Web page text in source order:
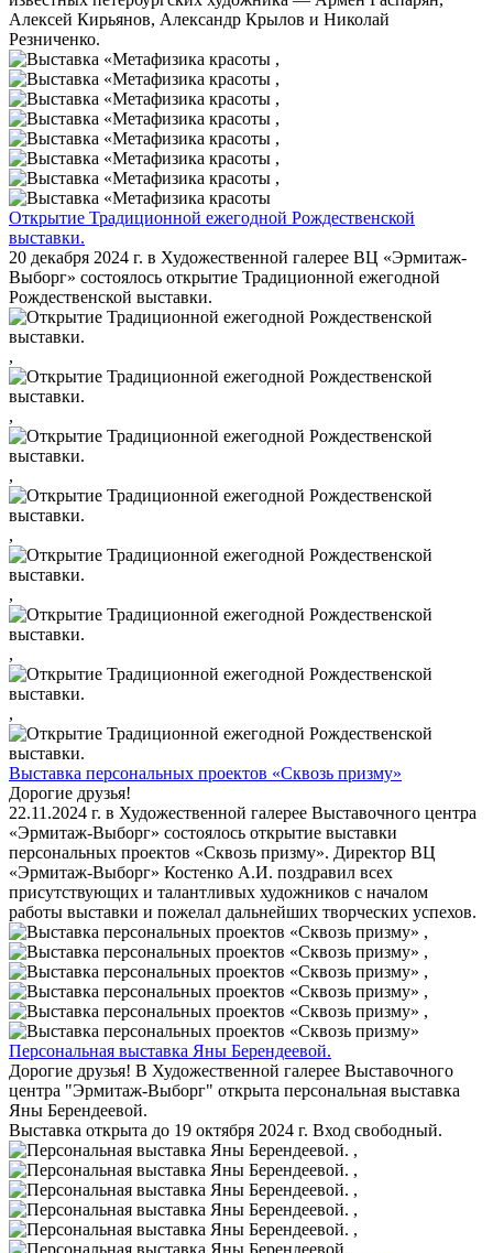
Алексей Кирьянов, Александр Крылов и Николай
Резниченко.
,
,
,
,
,
,
,
Открытие Традиционной ежегодной Рождественской
выставки.
20 декабря 2024 г. в Художественной галерее ВЦ «Эрмитаж-
Выборг» состоялось открытие Традиционной ежегодной
Рождественской выставки.
,
,
,
,
,
,
,
Выставка персональных проектов «Сквозь призму»
Дорогие друзья!
22.11.2024 г. в Художественной галерее Выставочного центра
«Эрмитаж-Выборг» состоялось открытие выставки
персональных проектов «Сквозь призму». Директор ВЦ
«Эрмитаж-Выборг» Костенко А.И. поздравил всех
присутствующих и талантливых художников с началом
работы выставки и пожелал дальнейших творческих успехов.
,
,
,
,
,
Персональная выставка Яны Берендеевой.
Дорогие друзья! В Художественной галерее Выставочного
центра "Эрмитаж-Выборг" открыта персональная выставка
Яны Берендеевой.
Выставка открыта до 19 октября 2024 г. Вход свободный.
,
,
,
,
,